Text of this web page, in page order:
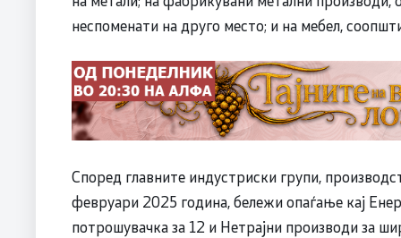
неспоменати на друго место; и на мебел,
Според главните индустриски групи,
февруари 2025 година, бележи опаѓање кај
потрошувачка за 12 и Нетрајни производи за